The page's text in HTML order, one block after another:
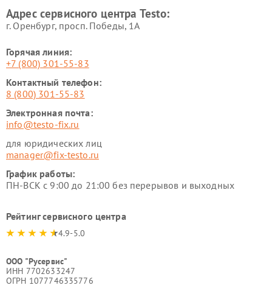
Адрес сервисного центра Testo:
г. Оренбург, просп. Победы, 1А
Горячая линия:
+7 (800) 301-55-83
Контактный телефон:
8 (800) 301-55-83
Электронная почта:
info@testo-fix.ru
для юридических лиц
manager@fix-testo.ru
График работы:
ПН-ВСК с 9:00 до 21:00 без перерывов и выходных
Рейтинг сервисного центра
4.9-5.0
ООО "Русервис"
ИНН 7702633247
ОГРН 1077746335776